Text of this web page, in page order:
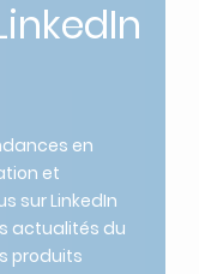
et
sur LinkedIn
actualités du
produits
des